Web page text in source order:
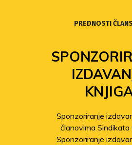
PREDNOSTI
Sponzoriranje
članovima Sindikata
Sponzoriranje